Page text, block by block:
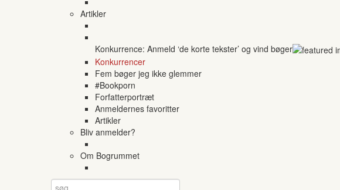
Artikler
Konkurrence: Anmeld ‘de korte tekster’ og vind bøger
Konkurrencer
Fem bøger jeg ikke glemmer
#Bookporn
Forfatterportræt
Anmeldernes favoritter
Artikler
Bliv anmelder?
Om Bogrummet